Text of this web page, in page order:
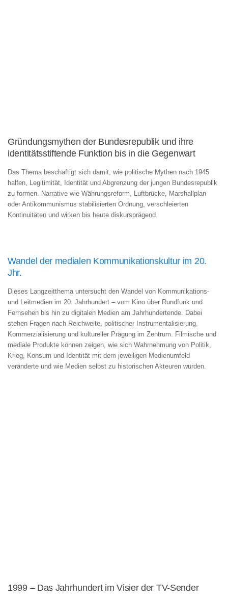
Gründungsmythen der Bundesrepublik und ihre
identitätsstiftende Funktion bis in die Gegenwart
Das Thema beschäftigt sich damit, wie politische Mythen nach 1945
halfen, Legitimität, Identität und Abgrenzung der jungen Bundesrepublik
zu formen. Narrative wie Währungsreform, Luftbrücke, Marshallplan
oder Antikommunismus stabilisierten Ordnung, verschleierten
Kontinuitäten und wirken bis heute diskursprägend.
Wandel der medialen Kommunikationskultur im 20.
Jhr.
Dieses Langzeitthema untersucht den Wandel von Kommunikations-
und Leitmedien im 20. Jahrhundert – vom Kino über Rundfunk und
Fernsehen bis hin zu digitalen Medien am Jahrhundertende. Dabei
stehen Fragen nach Reichweite, politischer Instrumentalisierung,
Kommerzialisierung und kultureller Prägung im Zentrum. Filmische und
mediale Produkte können zeigen, wie sich Wahrnehmung von Politik,
Krieg, Konsum und Identität mit dem jeweiligen Medienumfeld
veränderte und wie Medien selbst zu historischen Akteuren wurden.
1999 – Das Jahrhundert im Visier der TV-Sender